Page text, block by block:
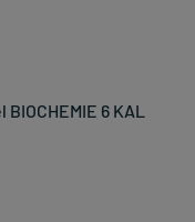
6 KAL